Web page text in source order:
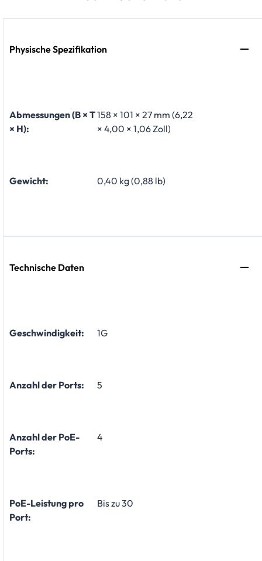
Physische Spezifikation
Abmessungen (B × T
× H):
158 × 101 × 27 mm (6,22
× 4,00 × 1,06 Zoll)
Gewicht: 0,40 kg (0,88 lb)
Technische Daten
Geschwindigkeit: 1G
Anzahl der Ports: 5
Anzahl der PoE-
Ports:
4
PoE-Leistung pro
Port:
Bis zu 30